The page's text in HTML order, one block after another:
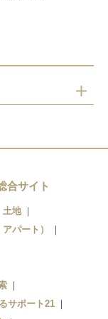
合サイト
土地
パート）
サポート21